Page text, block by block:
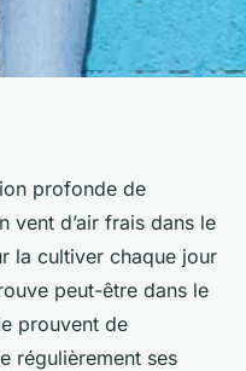
de
profonde de
vent d’air frais dans le
la cultiver chaque jour
peut-être dans le
prouvent de
régulièrement ses